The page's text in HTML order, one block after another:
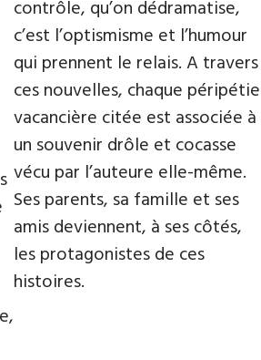
contrôle, qu’on dédramatise,
c’est l’optismisme et l’humour
qui prennent le relais. A travers
ces nouvelles, chaque péripétie
vacancière citée est associée à
un souvenir drôle et cocasse
vécu par l’auteure elle-même.
Ses parents, sa famille et ses
amis deviennent, à ses côtés,
les protagonistes de ces
histoires.